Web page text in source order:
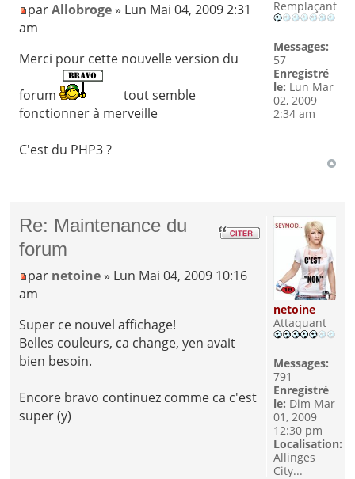
parAllobroge» Lun Mai 04, 2009 2:31
am
Merci pour cette nouvelle version du
forum
tout semble
fonctionner à merveille
C'est du PHP3 ?
Remplaçant
Messages:
57
Enregistré
le: Lun Mar
02, 2009
2:34 am
Re: Maintenance du
forum
par netoine » Lun Mai 04, 2009 10:16
am
Super ce nouvel affichage!
Belles couleurs, ca change, yen avait
bien besoin.
Encore bravo continuez comme ca c'est
super (y)
netoine
Attaquant
Messages:
791
Enregistré
le: Dim Mar
01, 2009
12:30 pm
Localisation:
Allinges
City...